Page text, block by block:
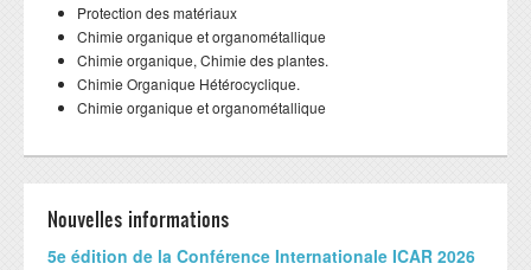
LMD:mode d'emploi
Formation licence
Formation master
Ecole doctorale
Valorisation de la recherche
Structures de recherche
ESPACE ENSEIGNANTS
Protection des matériaux
Chimie organique et organométallique
Chimie organique, Chimie des plantes.
Chimie Organique Hétérocyclique.
Chimie organique et organométallique
Nouvelles informations
​5e édition de la Conférence Internationale ICAR 2026